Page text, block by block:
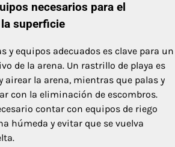
necesarios para el
superficie
y equipos adecuados es clave para un
de la arena. Un rastrillo de playa es
airear la arena, mientras que palas y
con la eliminación de escombros.
contar con equipos de riego
húmeda y evitar que se vuelva